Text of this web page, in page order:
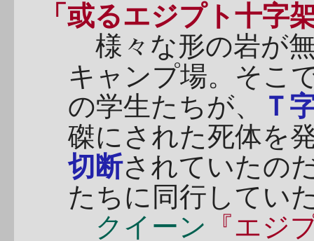
「或るエジプト十字
様々な形の岩が
キャンプ場。そこ
の学生たちが、
Ｔ
磔にされた死体を
切断されていたの
たちに同行してい
クイーン 『エジ